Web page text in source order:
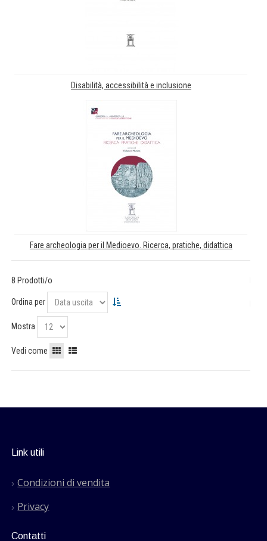
Disabilità, accessibilità e inclusione
Fare archeologia per il Medioevo. Ricerca, pratiche, didattica
8 Prodotti/o
Ordina per
Mostra
Vedi come
Link utili
Condizioni di vendita
Privacy
Contatti